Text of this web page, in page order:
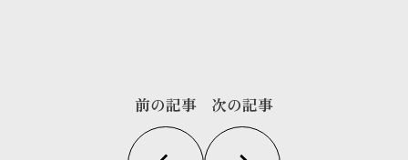
前の記事 次の記事